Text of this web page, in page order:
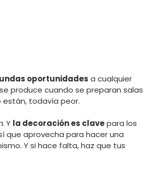
oportunidades a cualquier
produce cuando se preparan salas
están, todavía peor.
. Y la decoración es clavepara los
que aprovecha para hacer una
Y si hace falta, haz que tus